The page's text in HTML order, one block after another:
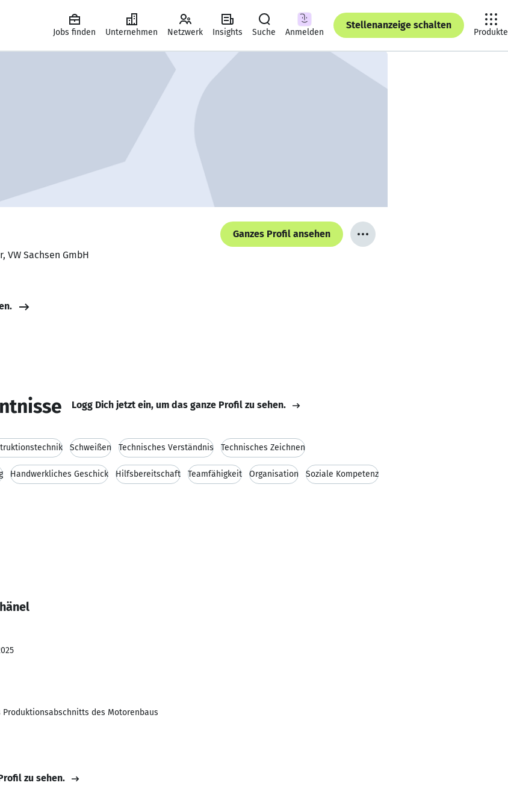
Jobs finden Unternehmen Netzwerk Insights Suche Anmelden
Stellenanzeige schalten
Produkte
Ganzes Profil ansehen
VW Sachsen GmbH
Logg Dich jetzt ein, um das ganze Profil zu sehen.
Schweißen Technisches Verständnis Technisches Zeichnen
Handwerkliches Geschick Hilfsbereitschaft Teamfähigkeit Organisation Soziale Kompetenz
des Motorenbaus
zu sehen.